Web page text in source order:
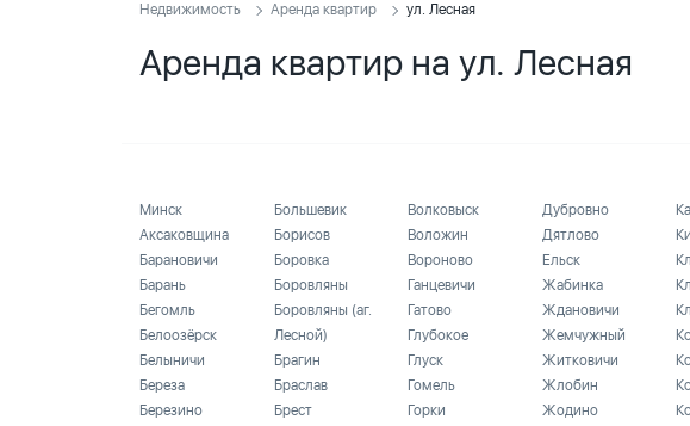
Недвижимость Аренда квартир ул. Лесная
Аренда квартир на ул. Лесная
Минск
Аксаковщина
Барановичи
Барань
Бегомль
Белоозёрск
Белыничи
Береза
Березино
Большевик
Борисов
Боровка
Боровляны
Боровляны (аг.
Лесной)
Брагин
Браслав
Брест
Волковыск
Воложин
Вороново
Ганцевичи
Гатово
Глубокое
Глуск
Гомель
Горки
Дубровно
Дятлово
Ельск
Жабинка
Ждановичи
Жемчужный
Житковичи
Жлобин
Жодино